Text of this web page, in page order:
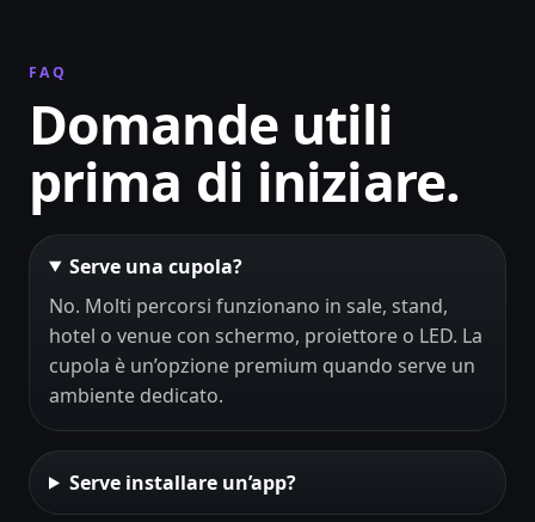
FAQ
Domande utili
prima di iniziare.
Serve una cupola?
No. Molti percorsi funzionano in sale, stand,
hotel o venue con schermo, proiettore o LED. La
cupola è un’opzione premium quando serve un
ambiente dedicato.
Serve installare un’app?